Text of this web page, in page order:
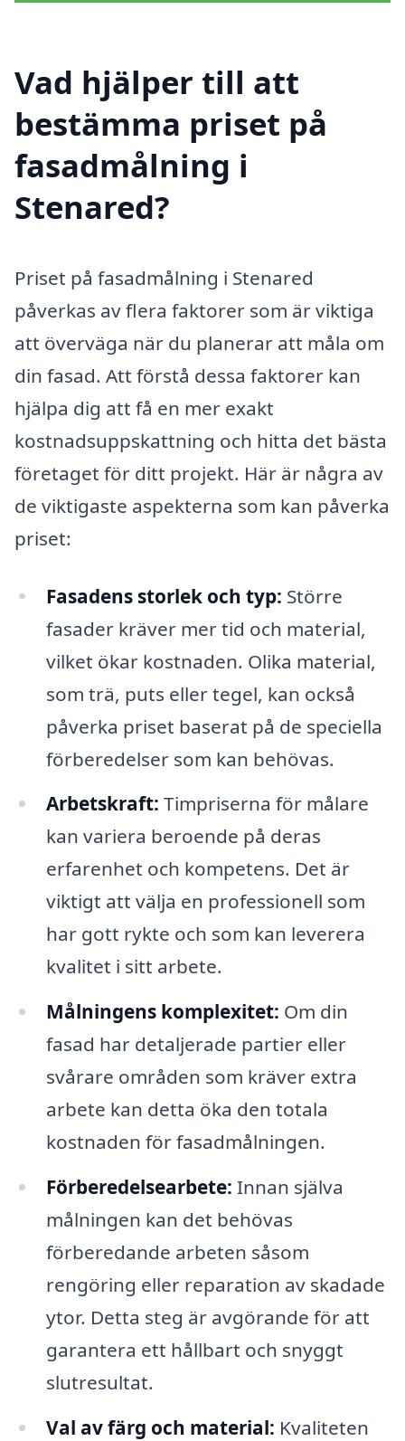
Vad hjälper till att
bestämma priset på
fasadmålning i
Stenared?
Priset på fasadmålning i Stenared
påverkas av flera faktorer som är viktiga
att överväga när du planerar att måla om
din fasad. Att förstå dessa faktorer kan
hjälpa dig att få en mer exakt
kostnadsuppskattning och hitta det bästa
företaget för ditt projekt. Här är några av
de viktigaste aspekterna som kan påverka
priset:
Fasadens storlek och typ: Större
fasader kräver mer tid och material,
vilket ökar kostnaden. Olika material,
som trä, puts eller tegel, kan också
påverka priset baserat på de speciella
förberedelser som kan behövas.
Arbetskraft: Timpriserna för målare
kan variera beroende på deras
erfarenhet och kompetens. Det är
viktigt att välja en professionell som
har gott rykte och som kan leverera
kvalitet i sitt arbete.
Målningens komplexitet: Om din
fasad har detaljerade partier eller
svårare områden som kräver extra
arbete kan detta öka den totala
kostnaden för fasadmålningen.
Förberedelsearbete: Innan själva
målningen kan det behövas
förberedande arbeten såsom
rengöring eller reparation av skadade
ytor. Detta steg är avgörande för att
garantera ett hållbart och snyggt
slutresultat.
Val av färg och material: Kvaliteten